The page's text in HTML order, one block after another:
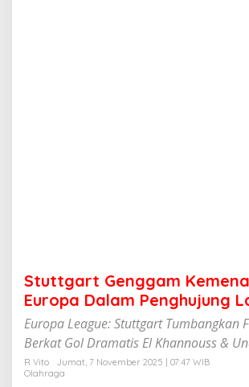
o
p
a
D
a
a
Stuttgart Genggam
Europa Dalam Penghujung
Europa League: Stuttgart Tumbangkan
Berkat Gol Dramatis El Khannouss &
R Vito
Jumat, 7 November 2025 | 07:47 WIB
Olahraga